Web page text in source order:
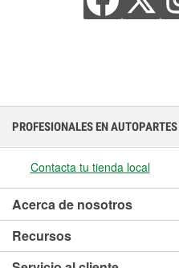
PROFESIONALES EN AUTOPARTES
Contacta tu tienda local
Acerca de nosotros
Recursos